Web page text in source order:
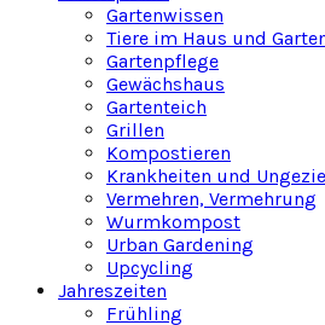
Gartenwissen
Tiere im Haus und
Gartenpflege
Gewächshaus
Gartenteich
Grillen
Kompostieren
Krankheiten und
Vermehren, Vermehrung
Wurmkompost
Urban Gardening
Upcycling
Jahreszeiten
Frühling